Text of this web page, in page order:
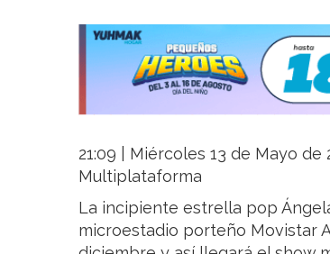
21:09 | Miércoles 13 de Mayo
Multiplataforma
La incipiente estrella pop
microestadio porteño Movistar